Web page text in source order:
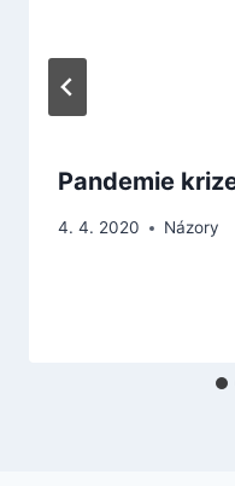
Pandemie
4. 4. 2020 Názory